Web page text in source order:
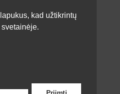
kad užtikrintų